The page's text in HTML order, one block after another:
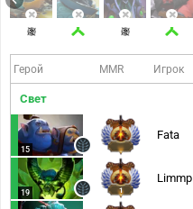
Герой MMR Игрок
Свет
15
Fata
19 1
Limmp